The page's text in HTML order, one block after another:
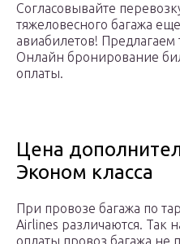
Согласовывайте
тяжеловесного багажа
авиабилетов! Предлагаем
Онлайн бронирование
оплаты.
Цена
Эконом класса
При провозе багажа по
Airlines различаются. Так
оплаты провоз багажа не